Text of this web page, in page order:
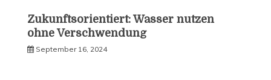
Zukunftsorientiert: Wasser nutzen
ohne Verschwendung
September 16, 2024